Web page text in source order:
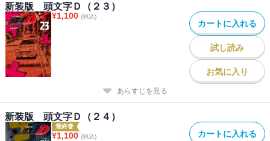
新装版 頭文字Ｄ（２３）
¥1,100 (税込)
カートに入れる
試し読み
お気に入り
あらすじを見る
新装版 頭文字Ｄ（２４）
最終巻
¥1,100 (税込) カートに入れる